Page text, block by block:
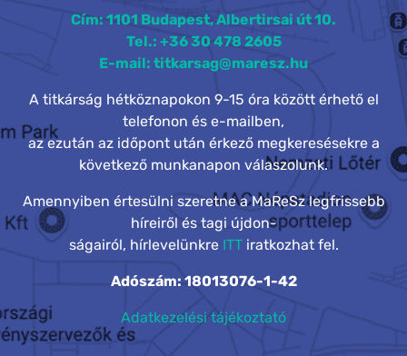
Cím: 1101 Budapest, Albertirsai út 10.
Tel.: +36 30 478 2605
E-mail: titkarsag@maresz.hu
A titkárság hétköznapokon 9-15 óra között érhető el
telefonon és e-mailben,
az ezután az időpont után érkező megkeresésekre a
következő munkanapon válaszolunk.
Amennyiben értesülni szeretne a MaReSz legfrissebb
híreiről és tagi újdon-
ságairól, hírlevelünkre ITTiratkozhat fel.
Adószám: 18013076-1-42
Adatkezelési tájékoztató